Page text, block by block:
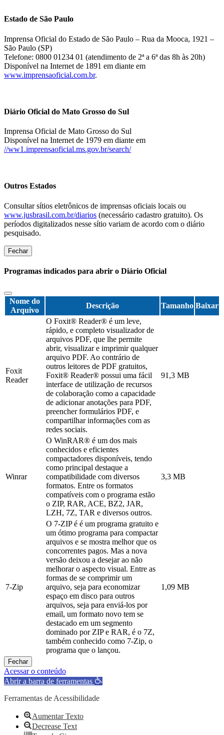
Estado de São Paulo
Imprensa Oficial do Estado de São Paulo – Rua da Mooca, 1921 –
São Paulo (SP)
Telefone: 0800 01234 01 (atendimento de 2ª a 6ª das 8h às 20h)
Disponível na Internet de 1891 em diante em
www.imprensaoficial.com.br.
Diário Oficial do Mato Grosso do Sul
Imprensa Oficial de Mato Grosso do Sul
Disponível na Internet de 1979 em diante em
//ww1.imprensaoficial.ms.gov.br/search/
Outros Estados
Consultar sítios eletrônicos de imprensas oficiais locais ou
www.jusbrasil.com.br/diarios (necessário cadastro gratuito). Os
períodos digitalizados nesse sítio variam de acordo com o diário
pesquisado.
Fechar
Programas indicados para abrir o Diário Oficial
Nome do
Arquivo
Descrição Tamanho Baixar
Foxit
Reader
O Foxit® Reader® é um leve,
rápido, e completo visualizador de
arquivos PDF, que lhe permite
abrir, visualizar e imprimir qualquer
arquivo PDF. Ao contrário de
outros leitores de PDF gratuitos,
Foxit® Reader® possui uma fácil
interface de utilização de recursos
de colaboração como a capacidade
de adicionar anotações para PDF,
preencher formulários PDF, e
compartilhar informações com as
redes sociais.
91,3 MB
Winrar
O WinRAR® é um dos mais
conhecidos e eficientes
compactadores disponíveis, tendo
como principal destaque a
compatibilidade com diversos
formatos. Entre os formatos
compatíveis com o programa estão
o ZIP, RAR, ACE, BZ2, JAR,
LZH, 7Z, TAR e diversos outros.
3,3 MB
7-Zip
O 7-ZIP é é um programa gratuito e
um ótimo programa para compactar
arquivos e se mostra melhor que os
concorrentes pagos. Mas a nova
versão deixou a desejar ao não
melhorar o aspecto visual. Entre as
formas de se comprimir um
arquivo, seja para economizar
espaço em disco para outros
arquivos, seja para enviá-los por
email, um formato novo tem se
destacado em um segmento
dominado por ZIP e RAR, é o 7Z,
também conhecido como 7-Zip, o
programa que o lançou.
1,09 MB
Fechar
Acessar o conteúdo
Abrir a barra de ferramentas
Ferramentas de Acessibilidade
Aumentar Texto
Decrease Text